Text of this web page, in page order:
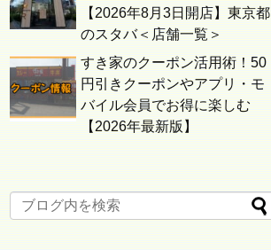
【2026年8月3日開店】東京都
のスタバ＜店舗一覧＞
すき家のクーポン活用術！50
円引きクーポンやアプリ・モ
バイル会員でお得に楽しむ
【2026年最新版】